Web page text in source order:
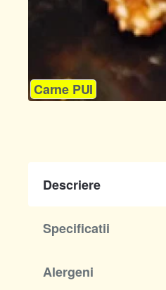
Carne PUI
Descriere
Specificatii
Alergeni